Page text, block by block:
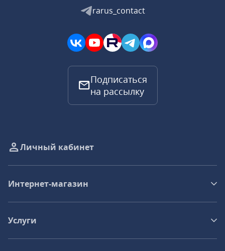
rarus_contact
Подписаться
на рассылку
Личный кабинет
Интернет-магазин
Услуги